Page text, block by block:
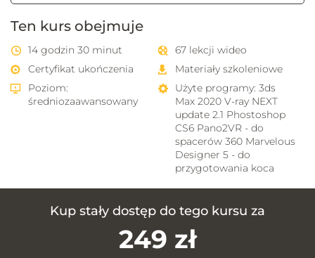
Ten kurs obejmuje
14 godzin 30 minut
67 lekcji wideo
Certyfikat ukończenia
Materiały szkoleniowe
Poziom:
średniozaawansowany
Użyte programy: 3ds
Max 2020 V-ray NEXT
update 2.1 Phostoshop
CS6 Pano2VR - do
spacerów 360 Marvelous
Designer 5 - do
przygotowania koca
Kup stały dostęp do tego kursu za
249 zł